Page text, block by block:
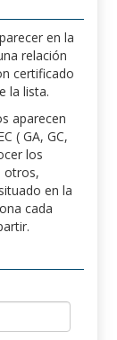
en la
relación
certificado
la lista.
aparecen
( GA, GC,
los
otros,
en la
cada